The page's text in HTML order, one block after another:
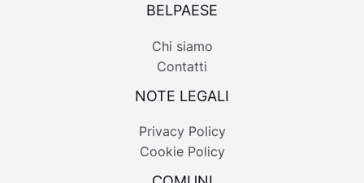
BELPAESE
Chi siamo
Contatti
NOTE LEGALI
Privacy Policy
Cookie Policy